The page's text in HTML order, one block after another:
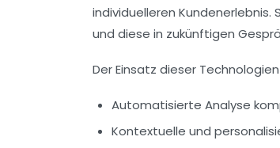
individuelleren
und diese in zukünftigen
Der Einsatz dieser
Automatisierte Analyse
Kontextuelle und